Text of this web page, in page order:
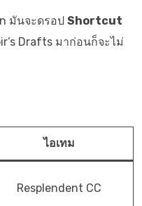
มันจะดรอป Shortcut
Drafts มาก่อนก็จะไม่
ไอเทม
Resplendent CC